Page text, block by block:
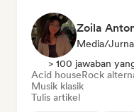
Zoila
Media/
> 100 jawaban
Acid houseRock
Musik klasik
Tulis artikel